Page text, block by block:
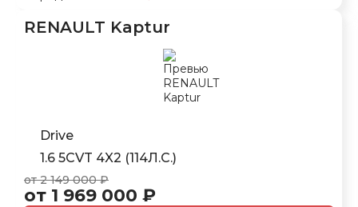
RENAULT Kaptur
Drive
1.6 5CVT 4X2 (114Л.С.)
от 2 149 000 ₽
от 1 969 000 ₽